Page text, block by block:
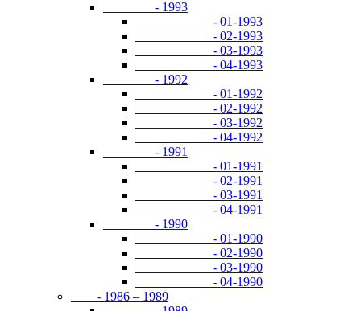
- 1993
- 01-1993
- 02-1993
- 03-1993
- 04-1993
- 1992
- 01-1992
- 02-1992
- 03-1992
- 04-1992
- 1991
- 01-1991
- 02-1991
- 03-1991
- 04-1991
- 1990
- 01-1990
- 02-1990
- 03-1990
- 04-1990
- 1986 – 1989